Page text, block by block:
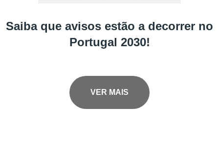
Saiba que avisos estão a decorrer no
Portugal 2030!
VER MAIS